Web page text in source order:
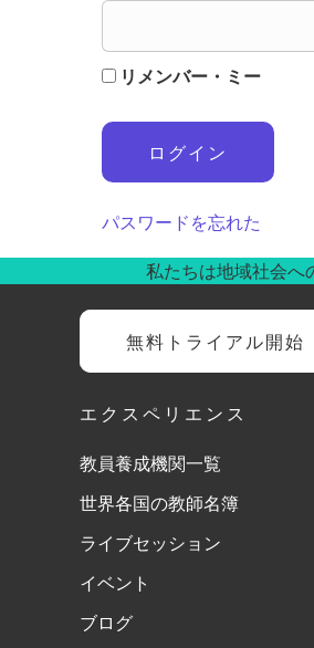
リメンバー・ミー
パスワードを忘れた
私たちは地域社会へ
無料トライアル開始
エクスペリエンス
教員養成機関一覧
世界各国の教師名簿
ライブセッション
イベント
ブログ